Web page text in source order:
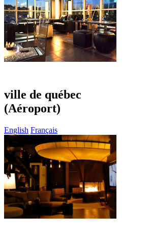
ville de québec
(Aéroport)
English Français